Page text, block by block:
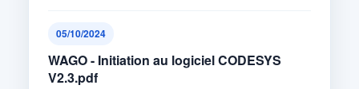
05/10/2024
WAGO - Initiation au logiciel CODESYS
V2.3.pdf